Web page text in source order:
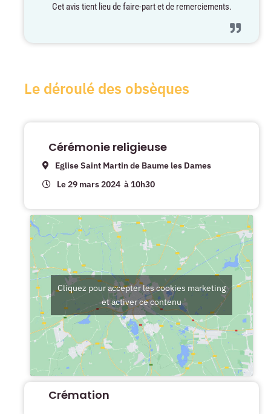
Cet avis tient lieu de faire-part et de remerciements.
Le déroulé des obsèques
Cérémonie religieuse
Eglise Saint Martin de Baume les Dames
Le 29 mars 2024 à 10h30
Cliquez pour accepter les cookies marketing
et activer ce contenu
Crémation